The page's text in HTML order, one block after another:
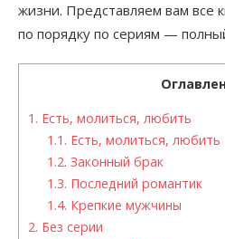
жизни. Представляем вам все
по порядку по сериям —
1. Есть, молиться, любить
1.1. Есть, молиться, любить
1.2. Законный брак
1.3. Последний романтик
1.4. Крепкие мужчины
2. Без серии